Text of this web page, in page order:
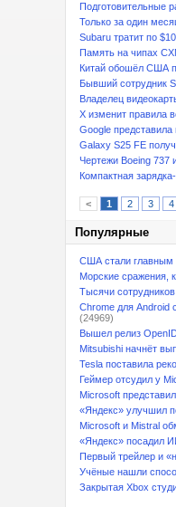
Подготовительные
Только за один
Subaru тратит по
Память на чипах
Китай обошёл США
Бывший сотрудник
Владелец
X изменит правила
Google представила
Galaxy S25 FE
Чертежи Boeing 737
Компактная
< 1 2 3 4
Популярные
США стали главным
Морские сражения,
Тысячи сотрудников
Chrome для Android
(24969)
Вышел релиз
Mitsubishi начнёт
Tesla поставила
Геймер отсудил у
Microsoft
«Яндекс» улучшил
Microsoft и Mistral
«Яндекс» посадил
Первый трейлер и
Учёные нашли
Закрытая Xbox